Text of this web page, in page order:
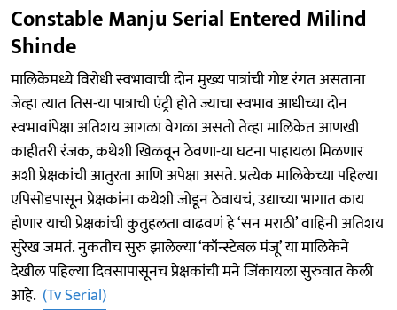
Constable Manju Serial Entered Milind
Shinde
मालिकेमध्ये विरोधी स्वभावाची दोन मुख्य पात्रांची गोष्ट रंगत असताना
जेव्हा त्यात तिस-या पात्राची एंट्री होते ज्याचा स्वभाव आधीच्या दोन
स्वभावांपेक्षा अतिशय आगळा वेगळा असतो तेव्हा मालिकेत आणखी
काहीतरी रंजक, कथेशी खिळवून ठेवणा-या घटना पाहायला मिळणार
अशी प्रेक्षकांची आतुरता आणि अपेक्षा असते. प्रत्येक मालिकेच्या पहिल्या
एपिसोडपासून प्रेक्षकांना कथेशी जोडून ठेवायचं, उद्याच्या भागात काय
होणार याची प्रेक्षकांची कुतुहलता वाढवणं हे ‘सन मराठी’ वाहिनी अतिशय
सुरेख जमतं. नुकतीच सुरु झालेल्या ‘कॉन्स्टेबल मंजू’ या मालिकेने
देखील पहिल्या दिवसापासूनच प्रेक्षकांची मने जिंकायला सुरुवात केली
आहे. (Tv Serial)